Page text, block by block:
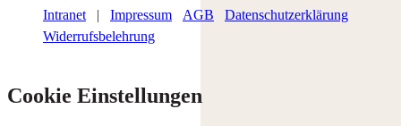
Intranet | Impressum AGB
Datenschutzerklärung
Widerrufsbelehrung
Cookie Einstellungen